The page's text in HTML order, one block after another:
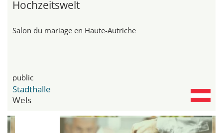
Hochzeitswelt
Salon du mariage en Haute-Autriche
public
Stadthalle
Wels